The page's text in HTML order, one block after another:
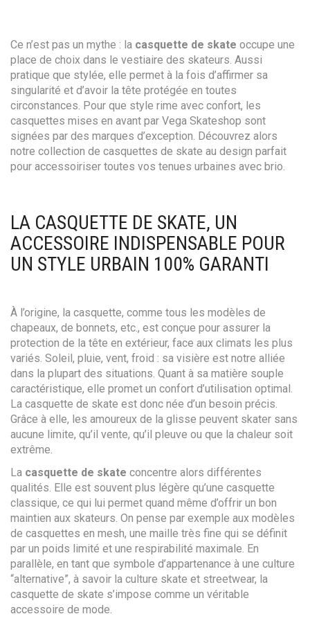
Ce n’est pas un mythe : la casquette de skate occupe une
place de choix dans le vestiaire des skateurs. Aussi
pratique que stylée, elle permet à la fois d’affirmer sa
singularité et d’avoir la tête protégée en toutes
circonstances. Pour que style rime avec confort, les
casquettes mises en avant par Vega Skateshop sont
signées par des marques d’exception. Découvrez alors
notre collection de casquettes de skate au design parfait
pour accessoiriser toutes vos tenues urbaines avec brio.
LA CASQUETTE DE SKATE, UN
ACCESSOIRE INDISPENSABLE POUR
UN STYLE URBAIN 100% GARANTI
À l’origine, la casquette, comme tous les modèles de
chapeaux, de bonnets, etc., est conçue pour assurer la
protection de la tête en extérieur, face aux climats les plus
variés. Soleil, pluie, vent, froid : sa visière est notre alliée
dans la plupart des situations. Quant à sa matière souple
caractéristique, elle promet un confort d’utilisation optimal.
La casquette de skate est donc née d’un besoin précis.
Grâce à elle, les amoureux de la glisse peuvent skater sans
aucune limite, qu’il vente, qu’il pleuve ou que la chaleur soit
extrême.
La casquette de skate concentre alors différentes
qualités. Elle est souvent plus légère qu’une casquette
classique, ce qui lui permet quand même d’offrir un bon
maintien aux skateurs. On pense par exemple aux modèles
de casquettes en mesh, une maille très fine qui se définit
par un poids limité et une respirabilité maximale. En
parallèle, en tant que symbole d’appartenance à une culture
“alternative”, à savoir la culture skate et streetwear, la
casquette de skate s’impose comme un véritable
accessoire de mode.